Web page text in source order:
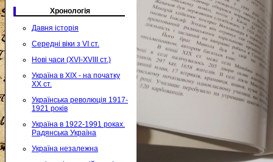
Хронологія
Давня історія
Середні віки з VI ст.
Нові часи (XVI-XVIII ст.)
Україна в XIX - на початку
XX ст.
Українська революція 1917-
1921 років
Україна в 1922-1991 роках.
Радянська Україна
Україна незалежна